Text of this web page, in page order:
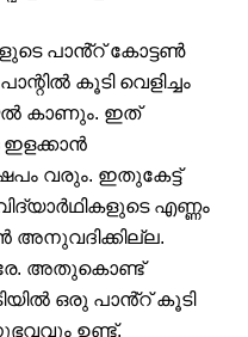
പാൻ്റ് കോട്ടൺ
കൂടി വെളിച്ചം
കാണും. ഇത്
വരും. ഇതുകേട്ട്
എണ്ണം
അനുവദിക്കില്ല.
അതുകൊണ്ട്
ഒരു പാൻ്റ് കൂടി
ഉണ്ട്.